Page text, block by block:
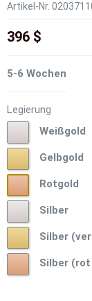
Artikel-Nr.
396 $
5-6 Wochen
Legierung
WeißgoldWeißgold
GelbgoldGelbgold
RotgoldRotgold
Silber
(vergoldet)
Silber
(rot
Silber